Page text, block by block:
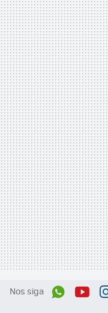
Nos siga